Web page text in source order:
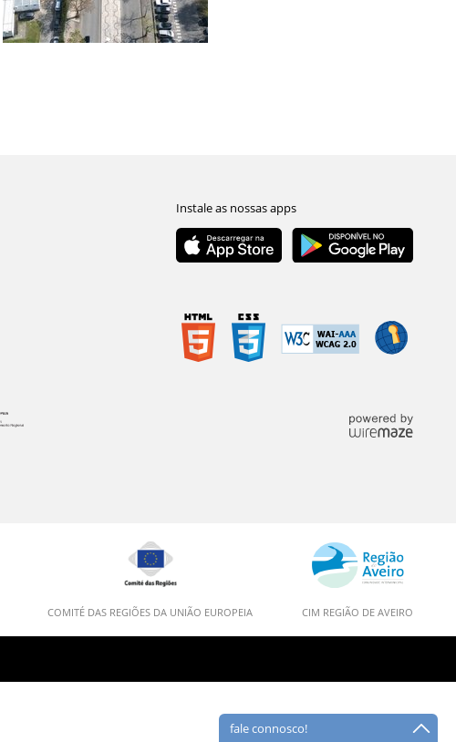
COMITÉ DAS REGIÕES DA UNIÃO EUROPEIA CIM REGIÃO DE AVEIRO
fale connosco!